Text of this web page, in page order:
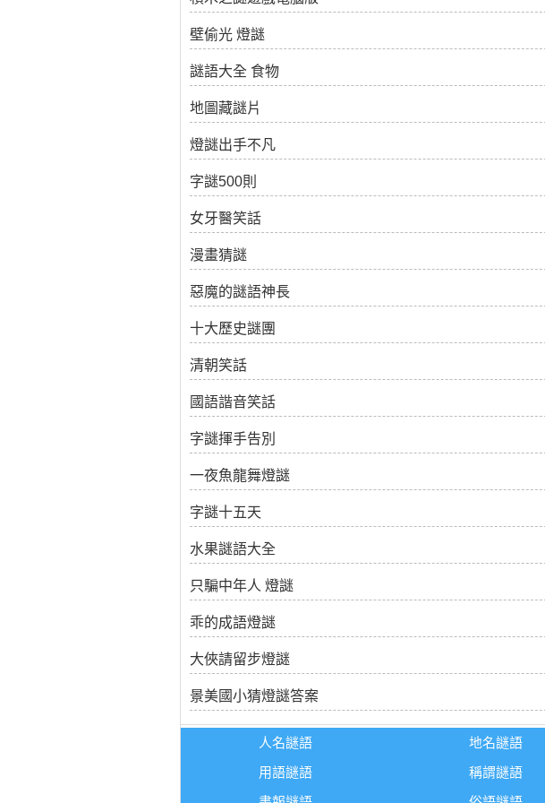
壁偷光 燈謎
謎語大全 食物
地圖藏謎片
燈謎出手不凡
字謎500則
女牙醫笑話
漫畫猜謎
惡魔的謎語神長
十大歷史謎團
清朝笑話
國語諧音笑話
字謎揮手告別
一夜魚龍舞燈謎
字謎十五天
水果謎語大全
只騙中年人 燈謎
乖的成語燈謎
大俠請留步燈謎
景美國小猜燈謎答案
人名謎語 地名謎語
用語謎語
稱謂謎語